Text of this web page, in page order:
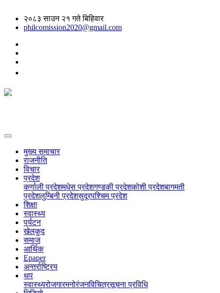
२०८३ साउन २१ गते बिहिवार
philcomission2020@gmail.com
मुख्य समाचार
राजनीति
विचार
प्रदेश
कर्णाली प्रदेशमधेस प्रदेशगण्डकी प्रदेशकोशी प्रदेशबागमती
प्रदेशलुम्बिनी प्रदेशसुदूरपश्चिम प्रदेश
शिक्षा
स्वास्थ्य
पर्यटन
खेलकुद
समाज
आर्थिक
Epaper
अन्तर्राष्ट्रिय
थप
स्वास्थ्यरोजगारमनोरंजनविचित्रसूचना प्रविधि